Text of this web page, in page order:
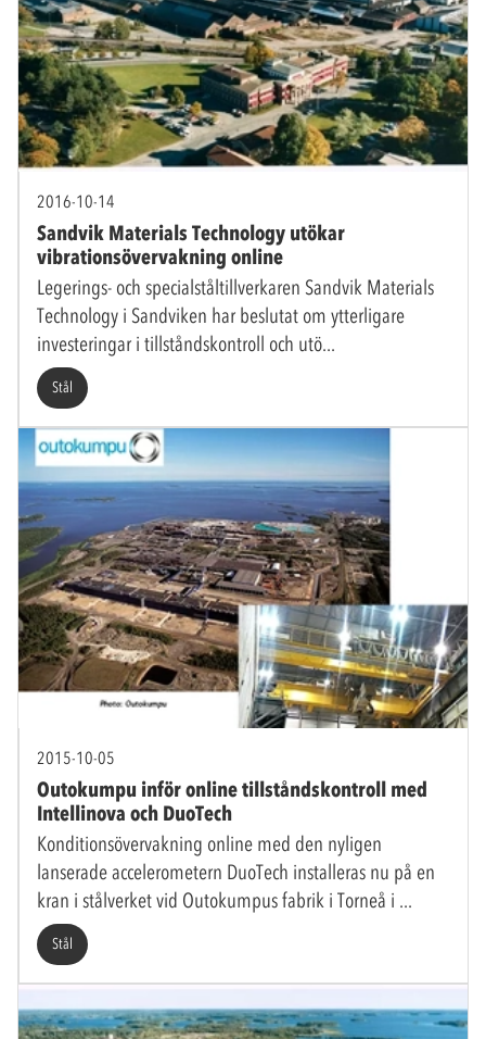
2016-10-14
Sandvik Materials Technology utökar
vibrationsövervakning online
Legerings- och specialståltillverkaren Sandvik Materials
Technology i Sandviken har beslutat om ytterligare
investeringar i tillståndskontroll och utö
Stål
2015-10-05
Outokumpu inför online tillståndskontroll med
Intellinova och DuoTech
Konditionsövervakning online med den nyligen
lanserade accelerometern DuoTech installeras nu på en
kran i stålverket vid Outokumpus fabrik i Torneå i
Stål